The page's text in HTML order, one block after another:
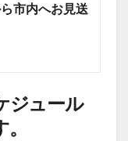
市内へお見送
ジュール